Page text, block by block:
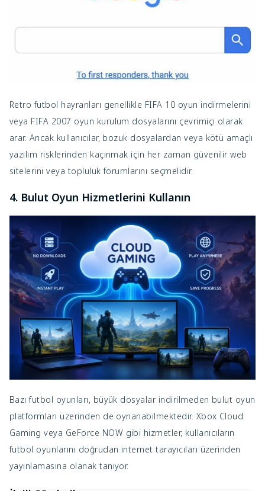
Retro futbol hayranları genellikle FIFA 10 oyun indirmelerini
veya FIFA 2007 oyun kurulum dosyalarını çevrimiçi olarak
arar. Ancak kullanıcılar, bozuk dosyalardan veya kötü amaçlı
yazılım risklerinden kaçınmak için her zaman güvenilir web
sitelerini veya topluluk forumlarını seçmelidir.
4. Bulut Oyun Hizmetlerini Kullanın
Bazı futbol oyunları, büyük dosyalar indirilmeden bulut oyun
platformları üzerinden de oynanabilmektedir. Xbox Cloud
Gaming veya GeForce NOW gibi hizmetler, kullanıcıların
futbol oyunlarını doğrudan internet tarayıcıları üzerinden
yayınlamasına olanak tanıyor.